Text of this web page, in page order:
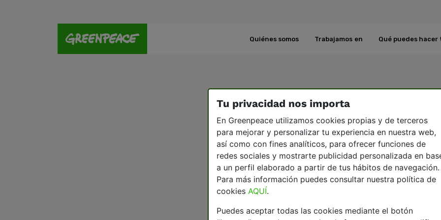
Quiénes somos Trabajamos en Qué puedes hacer
Tu privacidad nos importa
En Greenpeace utilizamos cookies propias y de terceros
para mejorar y personalizar tu experiencia en nuestra web,
así como con fines analíticos, para ofrecer funciones de
redes sociales y mostrarte publicidad personalizada en
a un perfil elaborado a partir de tus hábitos de navegación.
Para más información puedes consultar nuestra política de
cookies AQUÍ.
Puedes aceptar todas las cookies mediante el botón